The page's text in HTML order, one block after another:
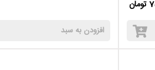
افزودن به سبد